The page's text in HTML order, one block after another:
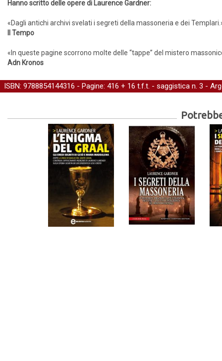
Hanno scritto delle opere di Laurence Gardner:
«Dagli antichi archivi svelati i segreti della massoneria e dei
Il Tempo
«In queste pagine scorrono molte delle “tappe” del mistero
Adn Kronos
ISBN: 9788854144316 - Pagine: 416 + 16 t.f.t. - saggistica n. 3 -